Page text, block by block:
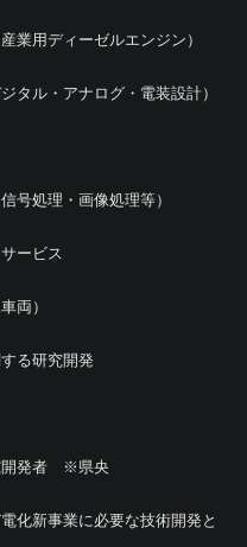
業用ディーゼルエンジン）
タル・アナログ・電装設計）
号処理・画像処理等）
ービス
両）
る研究開発
開発者 ※県央
化新事業に必要な技術開発と